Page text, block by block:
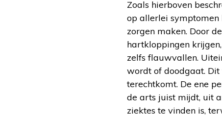
Zoals hierboven
op allerlei symptomen
zorgen maken. Door
hartkloppingen
zelfs flauwvallen.
wordt of doodgaat.
terechtkomt. De ene
de arts juist mijdt, uit
ziektes te vinden is,